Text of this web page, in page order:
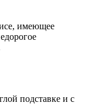
имеющее
подставке и с